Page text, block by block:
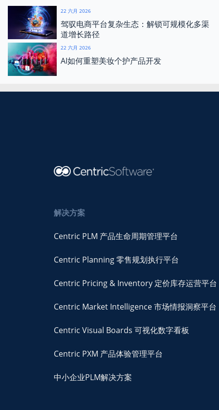
22 六月 2026
驾驭电商平台复杂生态：解锁可规模化多渠
道增长路径
22 六月 2026
AI如何重塑美妆个护产品开发
解决方案
Centric PLM 产品生命周期管理平台
Centric Planning 零售规划执行平台
Centric Pricing & Inventory 定价库存运营平台
Centric Market Intelligence 市场情报洞察平台
Centric Visual Boards 可视化数字看板
Centric PXM 产品体验管理平台
中小企业PLM解决方案